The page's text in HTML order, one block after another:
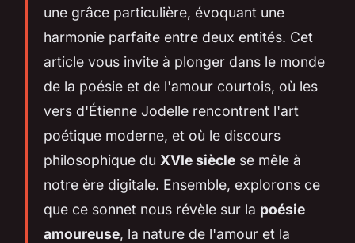
une grâce particulière, évoquant une
harmonie parfaite entre deux entités. Cet
article vous invite à plonger dans le monde
de la poésie et de l'amour courtois, où les
vers d'Étienne Jodelle rencontrent l'art
poétique moderne, et où le discours
philosophique du XVIe siècle se mêle à
notre ère digitale. Ensemble, explorons ce
que ce sonnet nous révèle sur la poésie
amoureuse, la nature de l'amour et la